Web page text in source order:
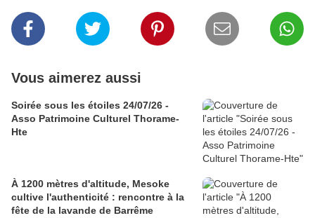
Vous aimerez aussi
Soirée sous les étoiles 24/07/26 -
Asso Patrimoine Culturel Thorame-
Hte
À 1200 mètres d'altitude, Mesoke
cultive l'authenticité : rencontre à la
fête de la lavande de Barrême